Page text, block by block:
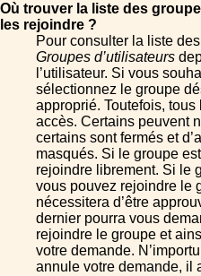
Où trouver la liste des
les rejoindre ?
Pour consulter la liste
Groupes d’utilisateurs
l’utilisateur. Si vous
sélectionnez le groupe
approprié. Toutefois,
accès. Certains peuvent
certains sont fermés et
masqués. Si le groupe
rejoindre librement. Si le
vous pouvez rejoindre le
nécessitera d’être
dernier pourra vous
rejoindre le groupe et
votre demande.
annule votre demande, il